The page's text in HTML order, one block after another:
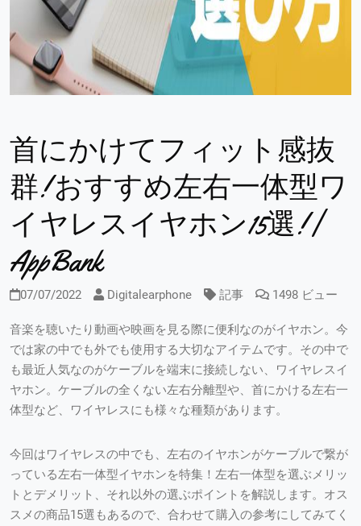
首にかけてフィット感抜
群! おすすめ左右一体型ワ
イヤレスイヤホン15選! |
AppBank
07/07/2022 Digitalearphone 記事 1498 ビュー
音楽を聴いたり動画や映画を見る際に便利なのがイヤホン。今
では家の中でも外でも使用する大切なアイテムです。その中で
も最近人気なのがケーブルを端末に接続しない、ワイヤレスイ
ヤホン。ケーブルの全くない左右分離型や、首にかける左右一
体型など、ワイヤレスにも様々な種類があります。
今回はワイヤレスの中でも、左右のイヤホンがケーブルで繋が
っている左右一体型イヤホンを特集！左右一体型を選ぶメリッ
トとデメリット、それ以外の選ぶポイントを解説します。オス
スメの商品15選もあるので、合わせて購入の参考にしてみてく